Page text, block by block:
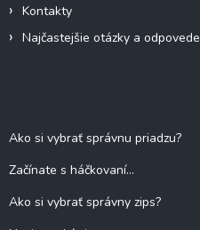
Kontakty
Najčastejšie otázky a odpovede
Ako si vybrať správnu priadzu?
Začínate s háčkovaní...
Ako si vybrať správny zips?